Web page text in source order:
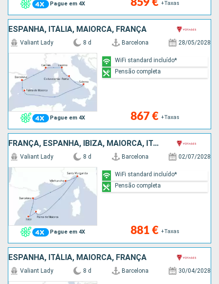
Pague em 4X 859 € +Taxas
ESPANHA, ITÁLIA, MAIORCA, FRANÇA
Pague em 4X
Valiant Lady 8 d Barcelona 28/05/2028
867 € +Taxas
WiFi standard incluído*
Pensão completa
FRANÇA, ESPANHA, IBIZA, MAIORCA, ITÁLIA
Pague em 4X
Valiant Lady 8 d Barcelona 02/07/2028
881 € +Taxas
WiFi standard incluído*
Pensão completa
ESPANHA, ITÁLIA, MAIORCA, FRANÇA
Valiant Lady 8 d Barcelona 30/04/2028